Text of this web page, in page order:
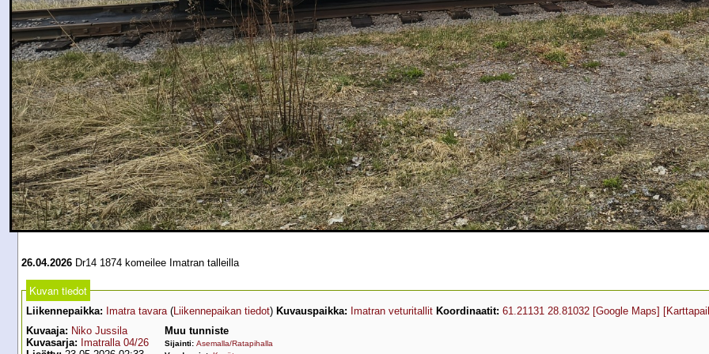
26.04.2026 Dr14 1874 komeilee Imatran talleilla
Kuvan tiedot
Liikennepaikka: Imatra tavara (Liikennepaikan tiedot) Kuvauspaikka: Imatran veturitallit Koordinaatit: 61.21131 28.81032 [Google Maps]
Kuvaaja: Niko Jussila
Kuvasarja: Imatralla 04/26
Muu tunniste
Sijainti: Asemalla/Ratapihalla